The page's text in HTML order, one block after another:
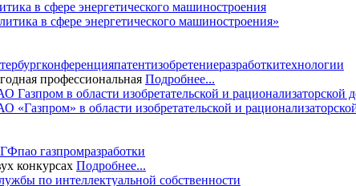
в сфере энергетического машиностроения»
конференцияпатентизобретениеразработкитехнологии
профессиональная Подробнее...
в области изобретательской и
пао газпромразработки
конкурсах Подробнее...